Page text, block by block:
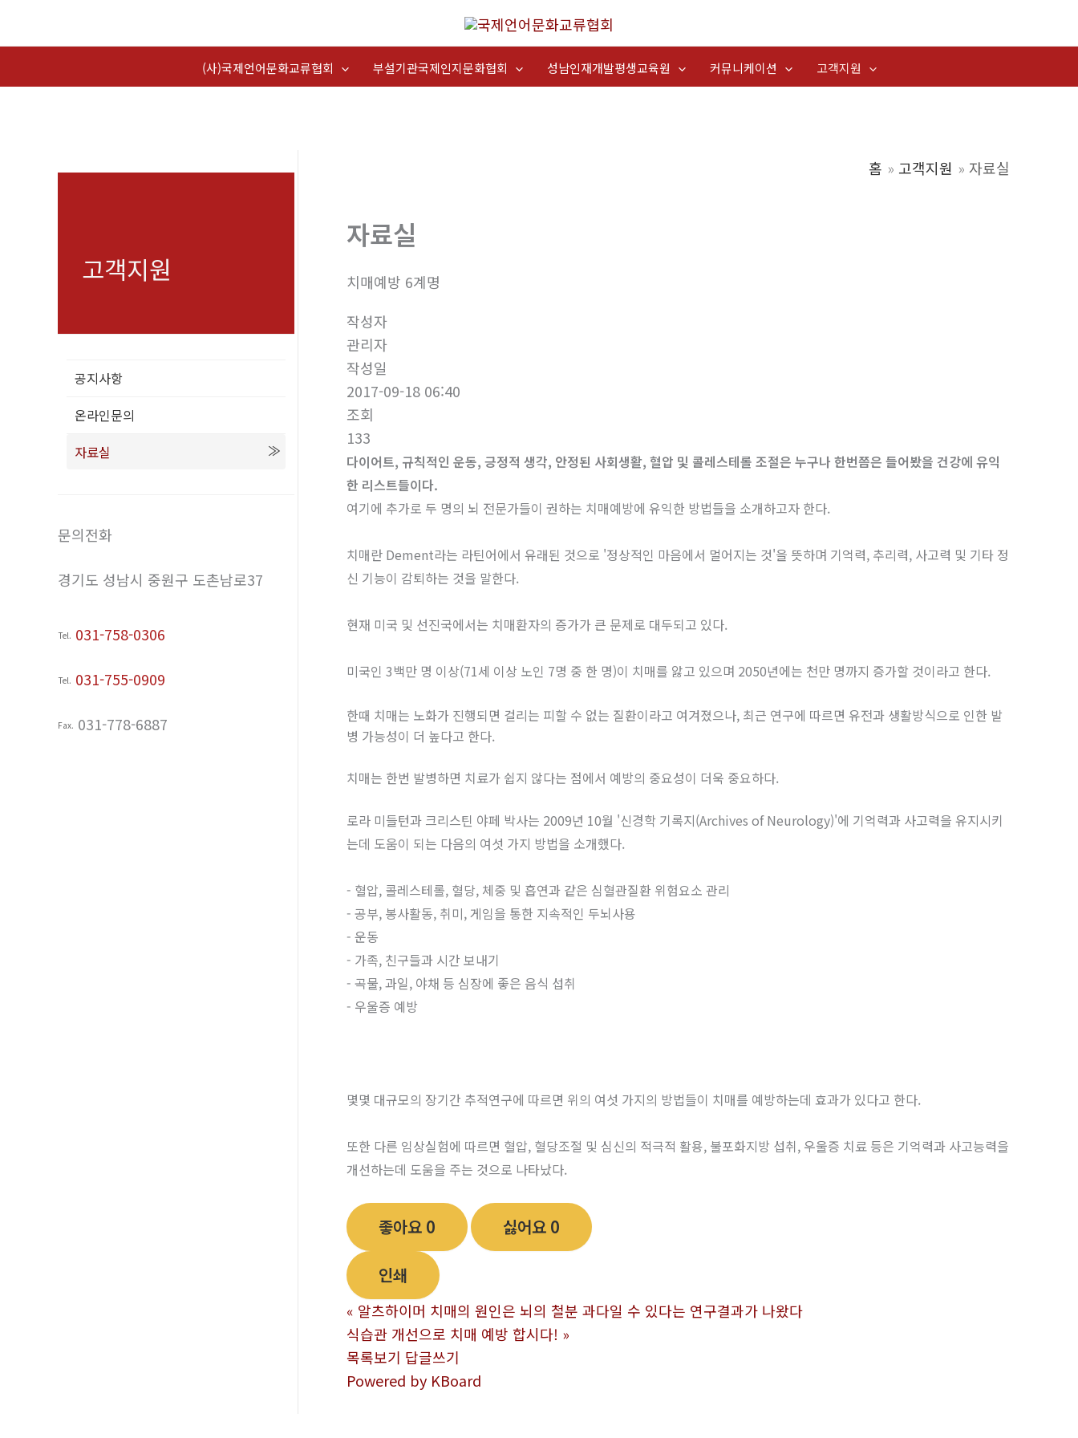
(사)국제언어문화교류협회 부설기관국제인지문화협회 성남인재개발평생교육원 커뮤니케이션 고객지원
고객지원
공지사항
온라인문의
자료실
문의전화
경기도 성남시 중원구 도촌남로37
Tel. 031-758-0306
Tel. 031-755-0909
Fax. 031-778-6887
홈 고객지원 자료실
자료실
치매예방 6계명
작성자
관리자
작성일
2017-09-18 06:40
조회
133
다이어트, 규칙적인 운동, 긍정적 생각, 안정된 사회생활, 혈압 및 콜레스테롤 조절은 누구나 한번쯤은 들어봤을 건강에 유익
한 리스트들이다.
여기에 추가로 두 명의 뇌 전문가들이 권하는 치매예방에 유익한 방법들을 소개하고자 한다.
치매란 Dement라는 라틴어에서 유래된 것으로 '정상적인 마음에서 멀어지는 것'을 뜻하며 기억력, 추리력, 사고력 및 기타 정
신 기능이 감퇴하는 것을 말한다.
현재 미국 및 선진국에서는 치매환자의 증가가 큰 문제로 대두되고 있다.
미국인 3백만 명 이상(71세 이상 노인 7명 중 한 명)이 치매를 앓고 있으며 2050년에는 천만 명까지 증가할 것이라고 한다.
한때 치매는 노화가 진행되면 걸리는 피할 수 없는 질환이라고 여겨졌으나, 최근 연구에 따르면 유전과 생활방식으로 인한 발
병 가능성이 더 높다고 한다.
치매는 한번 발병하면 치료가 쉽지 않다는 점에서 예방의 중요성이 더욱 중요하다.
로라 미들턴과 크리스틴 야페 박사는 2009년 10월 '신경학 기록지(Archives of Neurology)'에 기억력과 사고력을 유지시키
는데 도움이 되는 다음의 여섯 가지 방법을 소개했다.
- 혈압, 콜레스테롤, 혈당, 체중 및 흡연과 같은 심혈관질환 위험요소 관리
- 공부, 봉사활동, 취미, 게임을 통한 지속적인 두뇌사용
- 운동
- 가족, 친구들과 시간 보내기
- 곡물, 과일, 야채 등 심장에 좋은 음식 섭취
- 우울증 예방
몇몇 대규모의 장기간 추적연구에 따르면 위의 여섯 가지의 방법들이 치매를 예방하는데 효과가 있다고 한다.
또한 다른 임상실험에 따르면 혈압, 혈당조절 및 심신의 적극적 활용, 불포화지방 섭취, 우울증 치료 등은 기억력과 사고능력을
개선하는데 도움을 주는 것으로 나타났다.
좋아요 0 싫어요 0
인쇄
« 알츠하이머 치매의 원인은 뇌의 철분 과다일 수 있다는 연구결과가 나왔다
식습관 개선으로 치매 예방 합시다! »
목록보기 답글쓰기
Powered by KBoard